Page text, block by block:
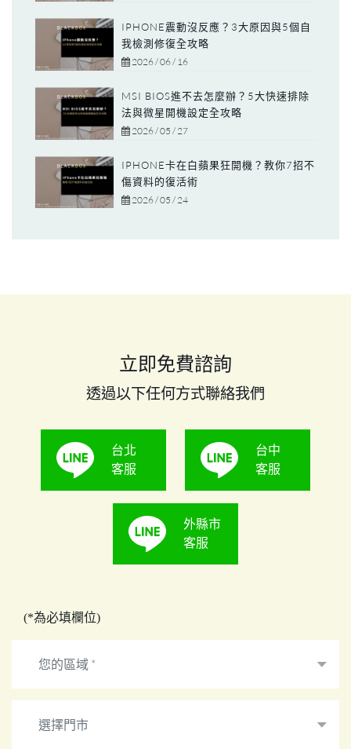
IPHONE震動沒反應？3大原因與5個自
我檢測修復全攻略
2026 / 06 / 16
MSI BIOS進不去怎麼辦？5大快速排除
法與微星開機設定全攻略
2026 / 05 / 27
IPHONE卡在白蘋果狂開機？教你7招不
傷資料的復活術
2026 / 05 / 24
立即免費諮詢
透過以下任何方式聯絡我們
台北
客服
台中
客服
外縣市
客服
(*為必填欄位)